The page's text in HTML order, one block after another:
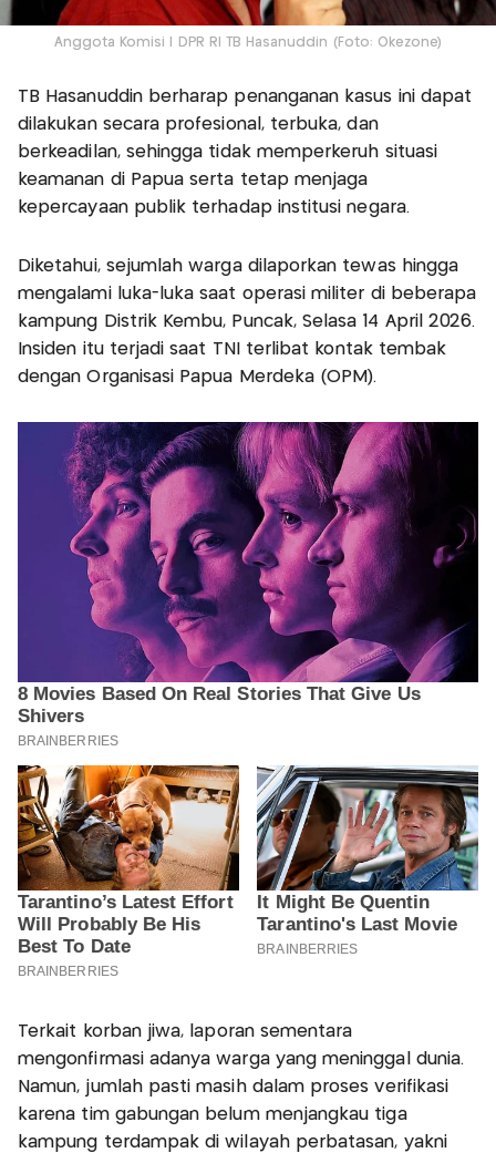
Anggota Komisi I DPR RI TB Hasanuddin (Foto: Okezone)
TB Hasanuddin berharap penanganan kasus ini dapat
dilakukan secara profesional, terbuka, dan
berkeadilan, sehingga tidak memperkeruh situasi
keamanan di Papua serta tetap menjaga
kepercayaan publik terhadap institusi negara.
Diketahui, sejumlah warga dilaporkan tewas hingga
mengalami luka-luka saat operasi militer di beberapa
kampung Distrik Kembu, Puncak, Selasa 14 April 2026.
Insiden itu terjadi saat TNI terlibat kontak tembak
dengan Organisasi Papua Merdeka (OPM).
Terkait korban jiwa, laporan sementara
mengonfirmasi adanya warga yang meninggal dunia.
Namun, jumlah pasti masih dalam proses verifikasi
karena tim gabungan belum menjangkau tiga
kampung terdampak di wilayah perbatasan, yakni